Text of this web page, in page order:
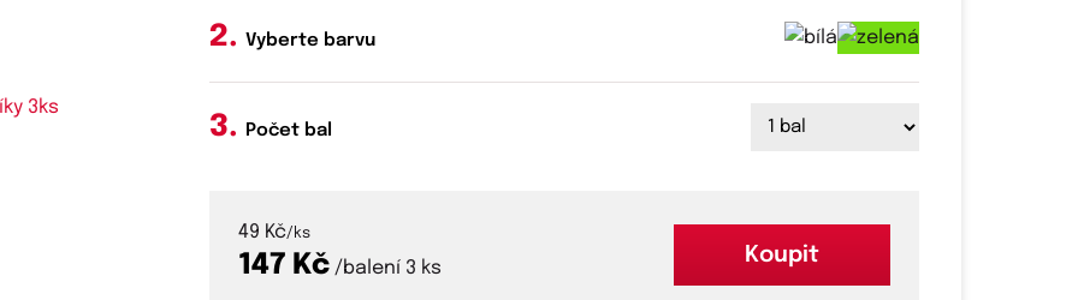
Vyberte barvu
Počet bal
49 Kč/ks
147 Kč /balení 3 ks
Koupit